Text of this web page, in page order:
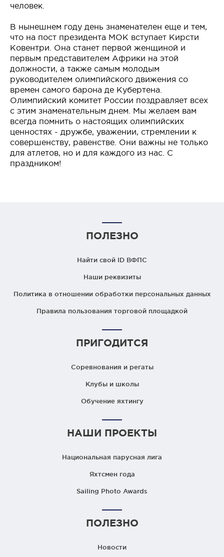
человек.
В нынешнем году день знаменателен еще и тем,
что на пост президента МОК вступает Кирсти
Ковентри. Она станет первой женщиной и
первым представителем Африки на этой
должности, а также самым молодым
руководителем олимпийского движения со
времен самого барона де Кубертена.
Олимпийский комитет России поздравляет всех
с этим знаменательным днем. Мы желаем вам
всегда помнить о настоящих олимпийских
ценностях - дружбе, уважении, стремлении к
совершенству, равенстве. Они важны не только
для атлетов, но и для каждого из нас. С
праздником!
ПОЛЕЗНО
Найти свой ID ВФПС
Наши реквизиты
Политика в отношении обработки персональных данных
Правила пользования торговой площадкой
ПРИГОДИТСЯ
Соревнования и регаты
Клубы и школы
Обучение яхтингу
НАШИ ПРОЕКТЫ
Национальная парусная лига
Яхтсмен года
Sailing Photo Awards
ПОЛЕЗНО
Новости